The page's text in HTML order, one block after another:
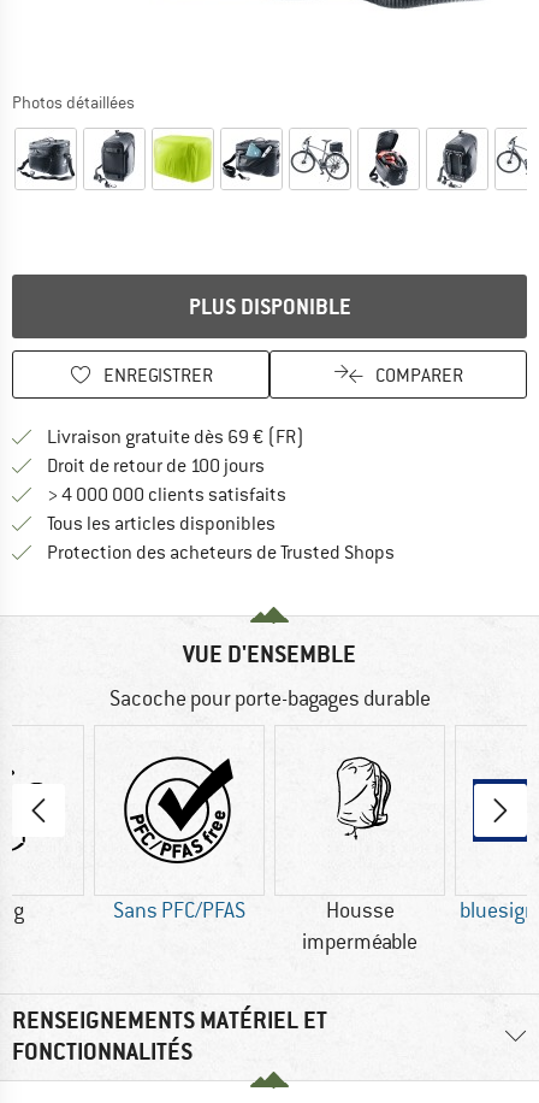
Photos détaillées
PLUS DISPONIBLE
ENREGISTRER COMPARER
Livraison gratuite dès 69 € (FR)
Droit de retour de 100 jours
> 4 000 000 clients satisfaits
Tous les articles disponibles
Protection des acheteurs de Trusted Shops
VUE D'ENSEMBLE
Sacoche pour porte-bagages durable
g Sans PFC/PFAS
Housse
imperméable
bluesign
RENSEIGNEMENTS MATÉRIEL ET
FONCTIONNALITÉS